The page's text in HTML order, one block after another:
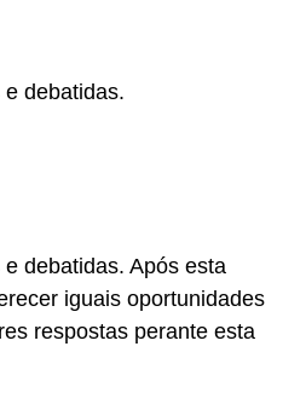
debatidas.
debatidas. Após esta
iguais oportunidades
respostas perante esta